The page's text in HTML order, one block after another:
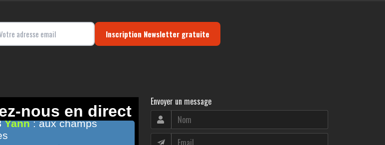
Inscription Newsletter gratuite
Envoyer un message